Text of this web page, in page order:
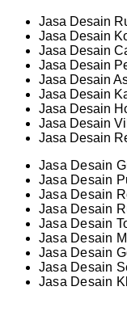
Jasa Desain
Jasa Desain
Jasa Desain
Jasa Desain
Jasa Desain
Jasa Desain
Jasa Desain
Jasa Desain
Jasa Desain
Jasa Desain
Jasa Desain
Jasa
Jasa Desain
Jasa Desain
Jasa Desain
Jasa Desain
Jasa Desain
Jasa Desain